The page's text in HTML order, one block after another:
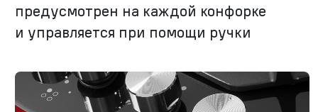
предусмотрен на каждой конфорке
и управляется при помощи ручки